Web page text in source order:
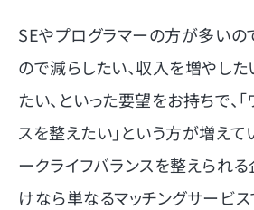
SEやプログラマーの方が多いの
ので減らしたい、収入を増やし
たい、といった要望をお持ちで、
スを整えたい」という方が増えて
ークライフバランスを整えられ
けなら単なるマッチングサービ